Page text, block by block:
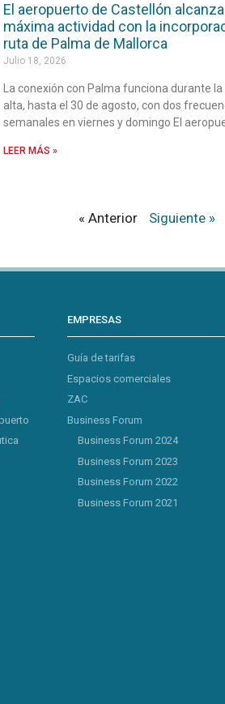
El aeropuerto de Castellón
máxima actividad con la
ruta de Palma de Mallorca
Julio 18, 2026
La conexión con Palma funciona durante
alta, hasta el 30 de agosto, con dos
semanales en viernes y domingo El
LEER MÁS »
« Anterior Siguiente »
EMPRESAS
Guía de tarifas
Espacios comerciales
ZAC
Business Forum
Business Forum 2024
Business Forum 2023
Business Forum 2022
Business Forum 2021